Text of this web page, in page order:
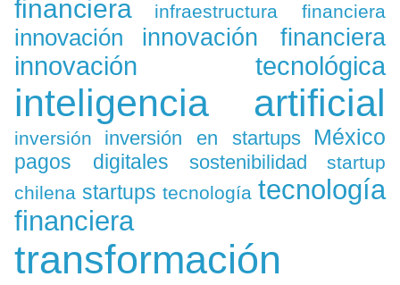
financiera infraestructura financiera
innovación innovación financiera
innovación tecnológica
inteligencia artificial
inversión inversión en startups México
pagos digitales sostenibilidad
startup
chilena startups tecnología tecnología
financiera
transformación